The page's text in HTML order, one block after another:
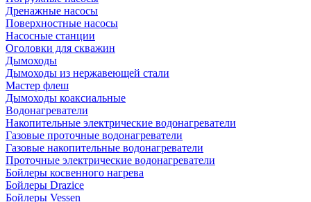
Дренажные насосы
Поверхностные насосы
Насосные станции
Оголовки для скважин
Дымоходы
Дымоходы из нержавеющей стали
Мастер флеш
Дымоходы коаксиальные
Водонагреватели
Накопительные электрические водонагреватели
Газовые проточные водонагреватели
Газовые накопительные водонагреватели
Проточные электрические водонагреватели
Бойлеры косвенного нагрева
Бойлеры Drazice
Бойлеры Vessen